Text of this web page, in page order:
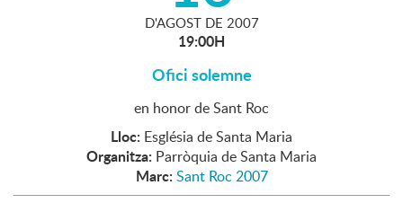
D'AGOST DE 2007
19:00H
Ofici solemne
en honor de Sant Roc
Lloc: Església de Santa Maria
Organitza: Parròquia de Santa Maria
Marc: Sant Roc 2007